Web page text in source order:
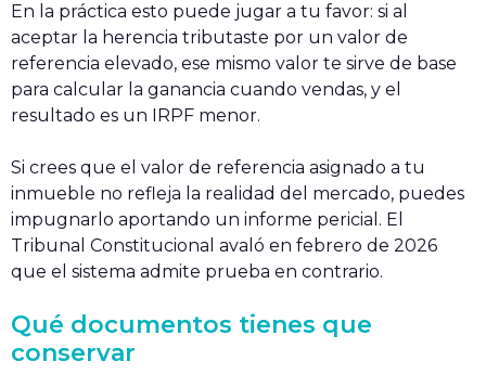
En la práctica esto puede jugar a tu favor: si al
aceptar la herencia tributaste por un valor de
referencia elevado, ese mismo valor te sirve de base
para calcular la ganancia cuando vendas, y el
resultado es un IRPF menor.
Si crees que el valor de referencia asignado a tu
inmueble no refleja la realidad del mercado, puedes
impugnarlo aportando un informe pericial. El
Tribunal Constitucional avaló en febrero de 2026
que el sistema admite prueba en contrario.
Qué documentos tienes que
conservar